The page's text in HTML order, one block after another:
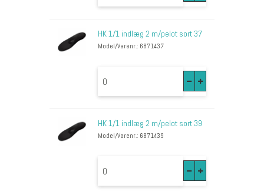
HK 1/1 indlæg 2 m/pelot sort 37
Model/Varenr.: 6871437
HK 1/1 indlæg 2 m/pelot sort 39
Model/Varenr.: 6871439